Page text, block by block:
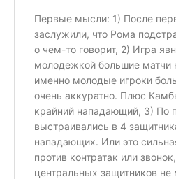
Первые мысли: 1) После
заслужили, что Рома
о чем-то говорит, 2) Игра
молодежкой большие матчи
именно молодые игроки
очень аккуратно. Плюс
крайний нападающий, 3) По
выстраивались в 4
нападающих. Или это
против контратак или
центральных защитников